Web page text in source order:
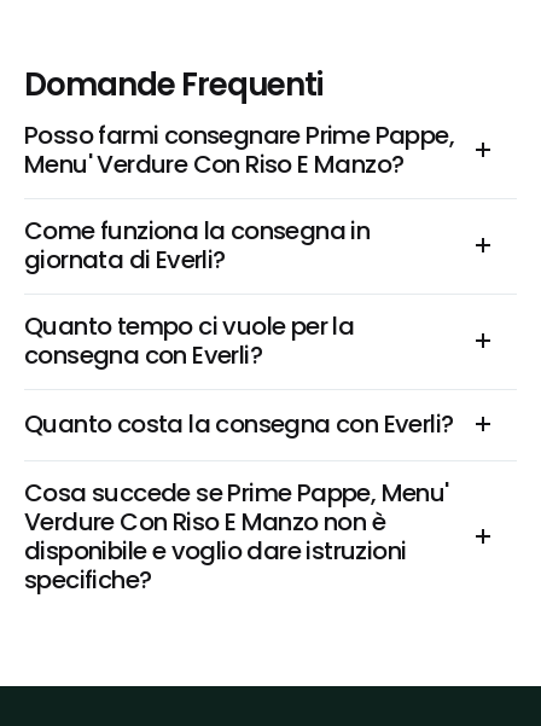
Domande Frequenti
Posso farmi consegnare Prime Pappe,
Menu' Verdure Con Riso E Manzo?
Come funziona la consegna in
giornata di Everli?
Quanto tempo ci vuole per la
consegna con Everli?
Quanto costa la consegna con Everli?
Cosa succede se Prime Pappe, Menu'
Verdure Con Riso E Manzo non è
disponibile e voglio dare istruzioni
specifiche?